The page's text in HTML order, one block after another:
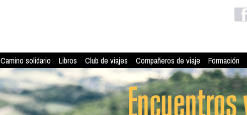
Camino solidario Libros Club de viajes Compañeros de viaje Formación